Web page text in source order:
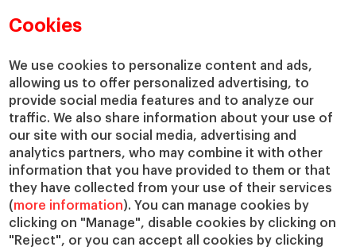
Cookies
We use cookies to personalize content and ads,
allowing us to offer personalized advertising, to
provide social media features and to analyze our
traffic. We also share information about your use of
our site with our social media, advertising and
analytics partners, who may combine it with other
information that you have provided to them or that
they have collected from your use of their services
(more information). You can manage cookies by
clicking on "Manage", disable cookies by clicking on
"Reject", or you can accept all cookies by clicking
Departamentos académicos
Cátedras
IESE Insight
IESE Publishing
Nuestro impacto
Colabora con el IESE
Servicios
Biblioteca
Canal de Compliance
Capellanía
IESE Shop
Jobs @IESE